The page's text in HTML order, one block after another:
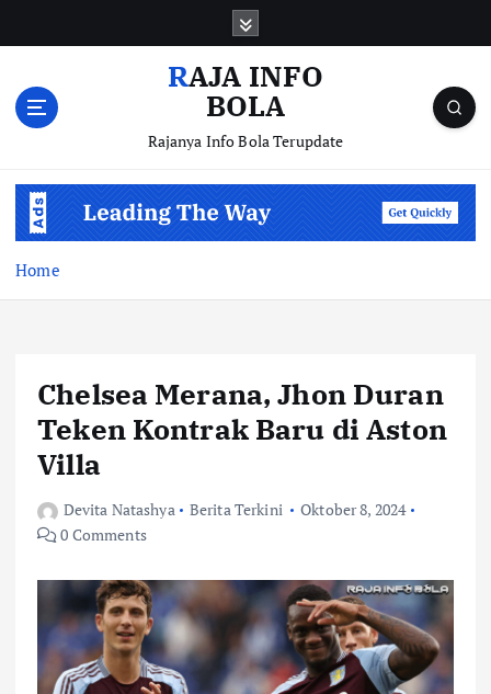
RAJA INFO
BOLA
Rajanya Info Bola Terupdate
Home
Chelsea Merana, Jhon Duran
Teken Kontrak Baru di Aston
Villa
Devita Natashya Berita Terkini
Oktober 8, 2024
0 Comments